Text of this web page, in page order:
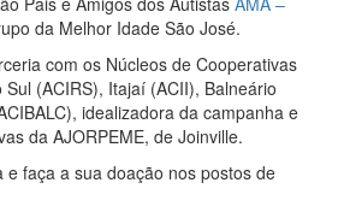
da Melhor Idade São José.
com os Núcleos de Cooperativas
(ACIRS), Itajaí (ACII), Balneário
idealizadora da campanha e
da AJORPEME, de Joinville.
e faça a sua doação nos postos de